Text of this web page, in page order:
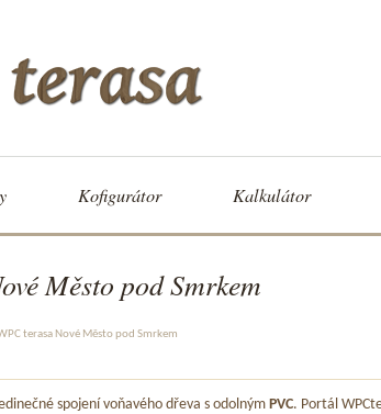
Kofigurátor Kalkulátor
Město pod Smrkem
terasa Nové Město pod Smrkem
spojení voňavého dřeva s odolným PVC. Portál